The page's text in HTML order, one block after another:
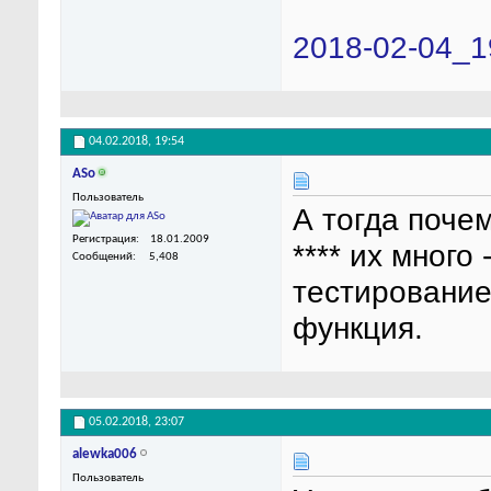
2018-02-
04.02.2018, 19:54
ASo
Пользователь
Регистрация
18.01.2009
Сообщений
5,408
А тогда
**** их много
функция.
05.02.2018, 23:07
alewka006
Пользователь